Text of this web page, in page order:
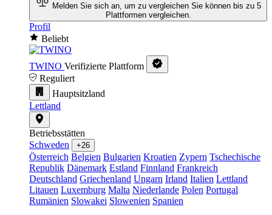
Melden Sie sich an, um zu vergleichen Sie können bis zu 5
Plattformen vergleichen.
Profil
Beliebt
TWINO Verifizierte Plattform
Reguliert
Hauptsitzland
Lettland
Betriebsstätten
Schweden
+26
Österreich Belgien Bulgarien Kroatien Zypern Tschechische
Republik Dänemark Estland Finnland Frankreich
Deutschland Griechenland Ungarn Irland Italien Lettland
Litauen Luxemburg Malta Niederlande Polen Portugal
Rumänien Slowakei Slowenien Spanien